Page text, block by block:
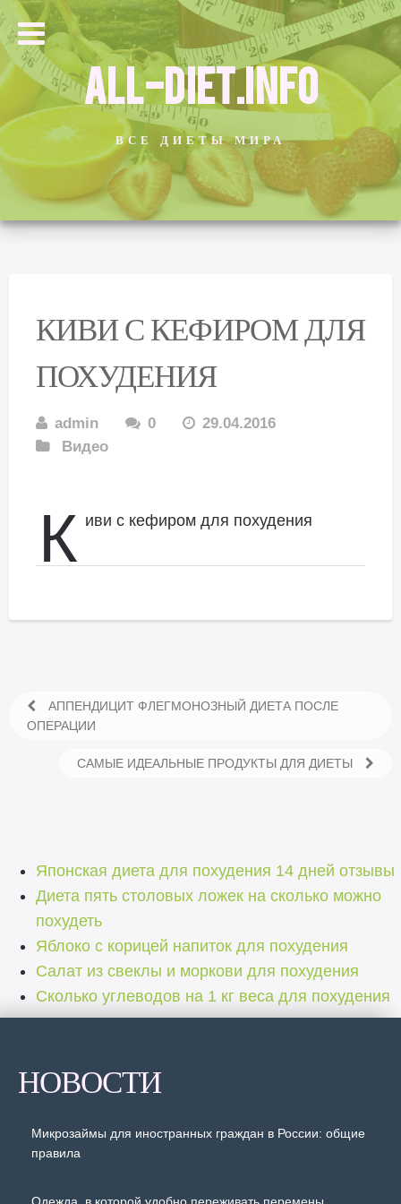
ALL-DIET.INFO
ВСЕ ДИЕТЫ МИРА
КИВИ С КЕФИРОМ ДЛЯ
ПОХУДЕНИЯ
admin 0
29.04.2016
Видео
К иви с кефиром для похудения
АППЕНДИЦИТ ФЛЕГМОНОЗНЫЙ ДИЕТА ПОСЛЕ
ОПЕРАЦИИ
САМЫЕ ИДЕАЛЬНЫЕ ПРОДУКТЫ ДЛЯ ДИЕТЫ
Японская диета для похудения 14 дней отзывы
Диета пять столовых ложек на сколько можно
похудеть
Яблоко с корицей напиток для похудения
Салат из свеклы и моркови для похудения
Сколько углеводов на 1 кг веса для похудения
НОВОСТИ
Микрозаймы для иностранных граждан в России: общие
правила